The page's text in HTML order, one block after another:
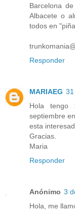
Barcelona
Albacete o
todos en
Responder
MARIAEG
Hola
septiembre
esta
Gracias.
Maria
Responder
Anónimo 3
Hola, me